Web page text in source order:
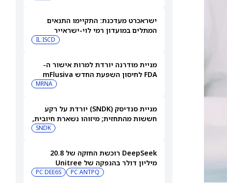
ישראכרט מעדכנת: התקיימו התנאים
המתלים במועדון רמי לוי-ישראייר
IL:ISCD
מניית מודרנה יורדת למרות אישור ה-
FDA לחיסון השפעת החדש mFlusiva
MRNA
מניית סנדיסק (SNDK) יורדת על רקע
חששות מהתחזית; מיזוהו נשארת חיובית,
SNDK
DeepSeek רוכשת החזקה של 20.8
מיליון דולר בהנפקה של Unitree
וחותמת על שותפות AI בתחום הרובוטים
PC:ANTPQ
PC:DEE6S